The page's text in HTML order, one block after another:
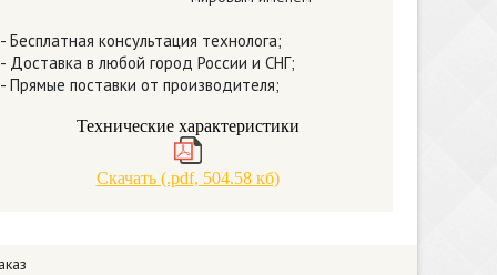
- Бесплатная консультация технолога;
- Доставка в любой город России и СНГ;
- Прямые поставки от производителя;
Технические характеристики
Скачать (.pdf, 504.58 кб)